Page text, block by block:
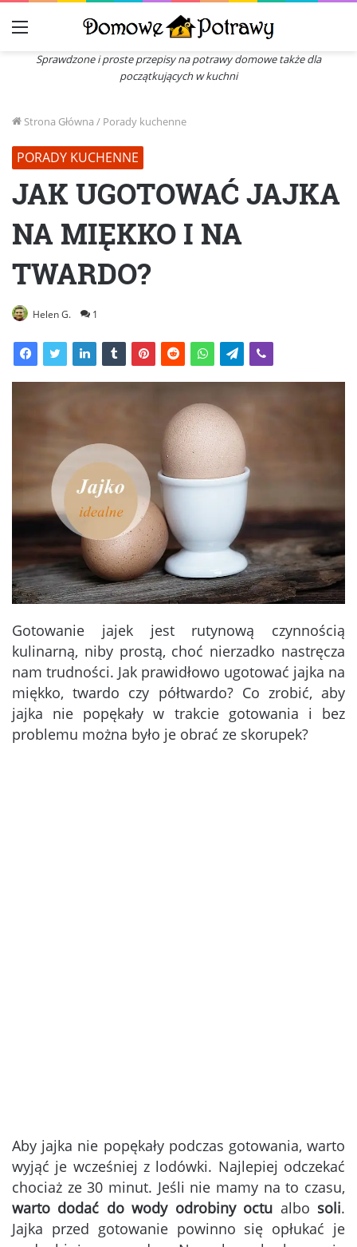
Menu
Sprawdzone i proste przepisy na potrawy domowe także dla
początkujących w kuchni
Strona Główna / Porady kuchenne
PORADY KUCHENNE
JAK UGOTOWAĆ JAJKA
NA MIĘKKO I NA
TWARDO?
Helen G. 1
Gotowanie jajek jest rutynową czynnością
kulinarną, niby prostą, choć nierzadko nastręcza
nam trudności. Jak prawidłowo ugotować jajka na
miękko, twardo czy półtwardo? Co zrobić, aby
jajka nie popękały w trakcie gotowania i bez
problemu można było je obrać ze skorupek?
Aby jajka nie popękały podczas gotowania, warto
wyjąć je wcześniej z lodówki. Najlepiej odczekać
chociaż ze 30 minut. Jeśli nie mamy na to czasu,
warto dodać do wody odrobiny octu albo soli.
Jajka przed gotowanie powinno się opłukać je